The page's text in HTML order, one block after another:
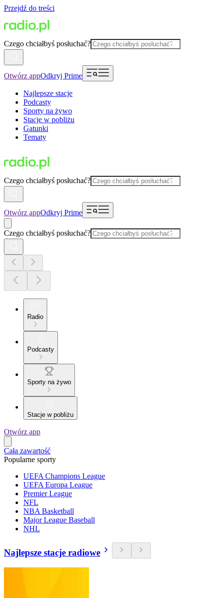
Przejdź do treści
Czego chciałbyś posłuchać?
Otwórz appOdkryj Prime
Najlepsze stacje
Podcasty
Sporty na żywo
Stacje w pobliżu
Gatunki
Tematy
Czego chciałbyś posłuchać?
Otwórz appOdkryj Prime
Czego chciałbyś posłuchać?
Radio
Podcasty
Sporty na żywo
Stacje w pobliżu
Otwórz app
Cała zawartość
Popularne sporty
UEFA Champions League
UEFA Europa League
Premier League
NFL
NBA Basketball
Major League Baseball
NHL
Najlepsze stacje radiowe